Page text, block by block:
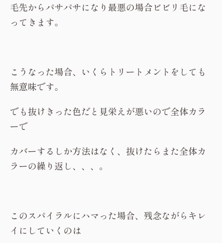
毛先からパサパサになり最悪の場合ビビリ毛にな
ってきます。
こうなった場合、いくらトリートメントをしても
無意味です。
でも抜けきった色だと見栄えが悪いので全体カラ
ーで
カバーするしか方法はなく、抜けたらまた全体カ
ラーの繰り返し、、、。
このスパイラルにハマった場合、残念ながらキレ
イにしていくのは